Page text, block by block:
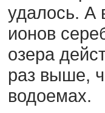
удалось. А
ионов
озера
раз выше,
водоемах.